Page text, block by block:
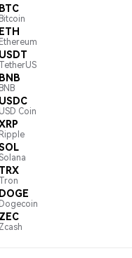
BTC
Bitcoin
ETH
Ethereum
USDT
TetherUS
BNB
BNB
USDC
USD Coin
Ripple
TRX
Tron
DOGE
Dogecoin
ZEC
Zcash